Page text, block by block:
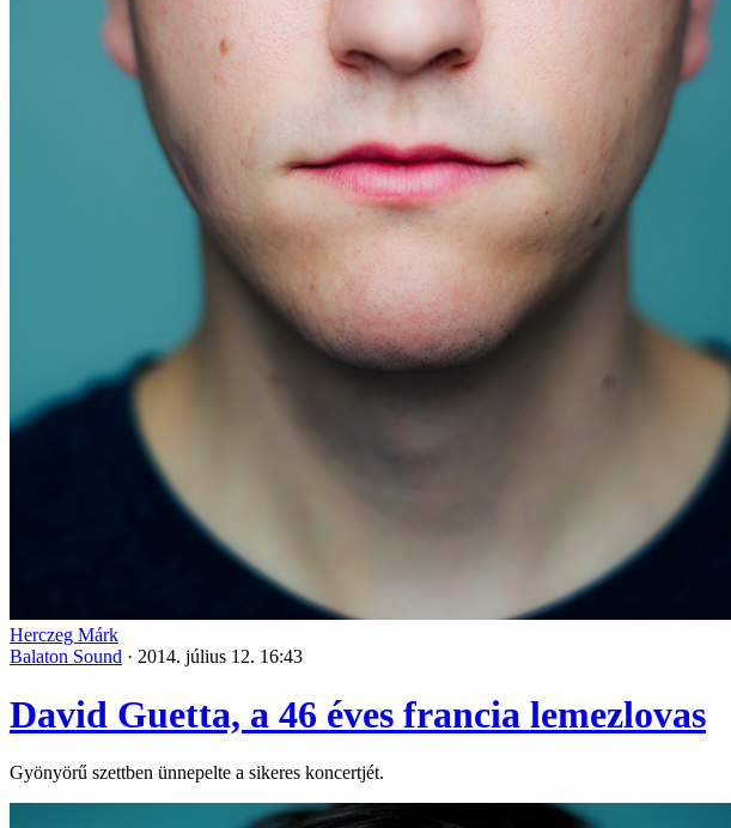
Herczeg Márk
Balaton Sound · 2014. július 12. 16:43
David Guetta, a 46 éves francia lemezlovas
Gyönyörű szettben ünnepelte a sikeres koncertjét.